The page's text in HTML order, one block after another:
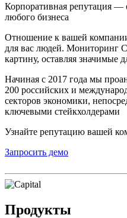
Корпоративная репутация —
любого бизнеса
Отношение к вашей
для вас людей. Мониторинг
картину, оставляя значимые
Начиная с 2017 года мы
200 российских и
секторов экономики,
ключевыми стейкхолдерами
Узнайте репутацию вашей
Запросить демо
Продукты